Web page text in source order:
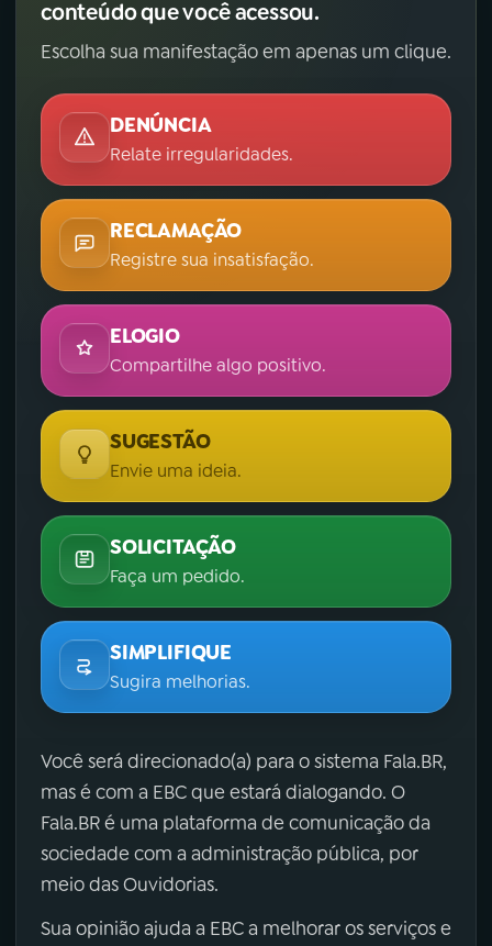
conteúdo que você acessou.
Escolha sua manifestação em apenas um clique.
DENÚNCIA
Relate irregularidades.
RECLAMAÇÃO
Registre sua insatisfação.
ELOGIO
Compartilhe algo positivo.
SUGESTÃO
Envie uma ideia.
SOLICITAÇÃO
Faça um pedido.
SIMPLIFIQUE
Sugira melhorias.
Você será direcionado(a) para o sistema Fala.BR,
mas é com a EBC que estará dialogando. O
Fala.BR é uma plataforma de comunicação da
sociedade com a administração pública, por
meio das Ouvidorias.
Sua opinião ajuda a EBC a melhorar os serviços e